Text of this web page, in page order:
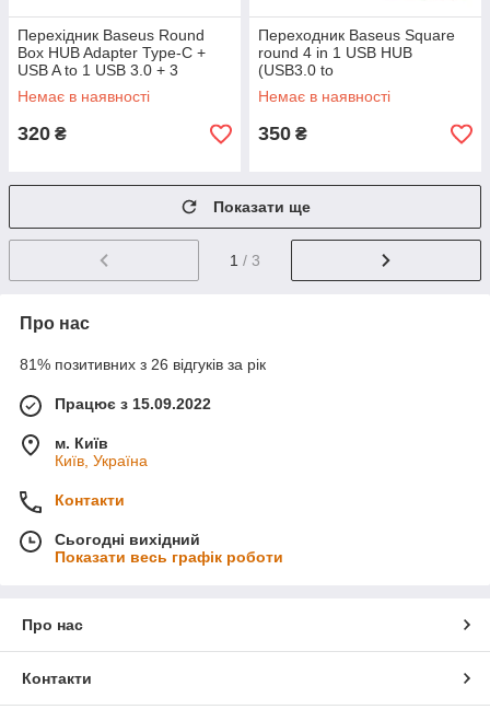
Перехідник Baseus Round
Box HUB Adapter Type-C +
USB A to 1 USB 3.0 + 3
USB2.0, Чорний (CAHUB-
GA01)
Немає в наявності
320 ₴
Переходник Baseus Square
round 4 in 1 USB HUB
(USB3.0 to
USB3.0*1+USB2.0*3) 1m,
Black (CAHUB-AY01)
Немає в наявності
350 ₴
Показати ще
1 / 3
Про нас
81% позитивних з 26 відгуків за рік
Працює з 15.09.2022
м. Київ
Київ, Україна
Контакти
Сьогодні вихідний
Показати весь графік роботи
Про нас
Контакти